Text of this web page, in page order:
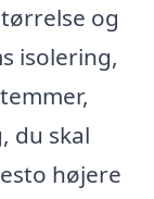
og
isolering,
du skal
højere